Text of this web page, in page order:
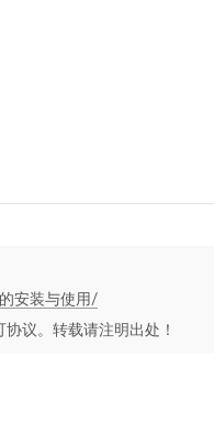
安装与使用/
协议。转载请注明出处！